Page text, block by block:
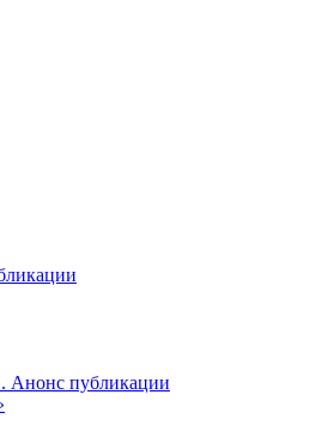
Анонс публикации